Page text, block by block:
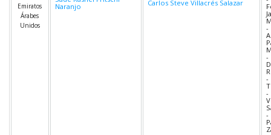
Emiratos
Árabes
Unidos
Naranjo
Carlos Steve Villacrés Salazar
-
-
-
-
-